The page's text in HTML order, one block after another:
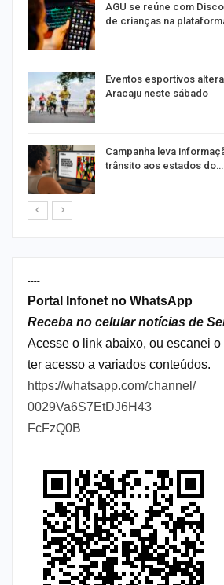
AGU se reúne com
de crianças na
Eventos esportivos
Aracaju neste sábado
Campanha leva
trânsito aos estados do…
----
Portal Infonet no WhatsApp
Receba no celular notícias de
Acesse o link abaixo, ou escanei
ter acesso a variados conteúdos.
https://whatsapp.com/channel/
0029Va6S7EtDJ6H43
FcFzQ0B